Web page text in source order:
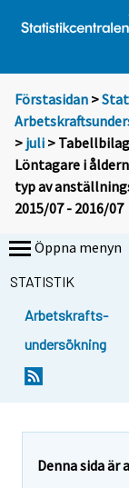
Förstasidan >
> juli >
Löntagare i
typ av
2015/07 - 2016/07
Öppna menyn
STATISTIK
Arbetskrafts-
undersökning
Denna sida är